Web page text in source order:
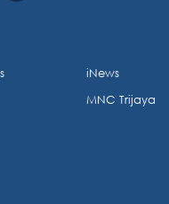
iNews
MNC Trijaya